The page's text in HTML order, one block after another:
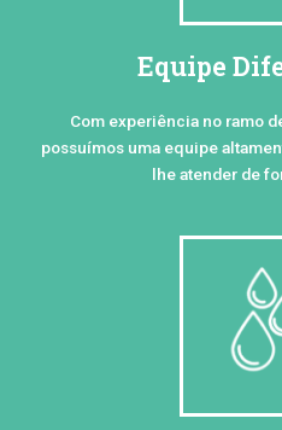
Equipe
Com experiência no ramo
possuímos uma equipe
lhe atender de